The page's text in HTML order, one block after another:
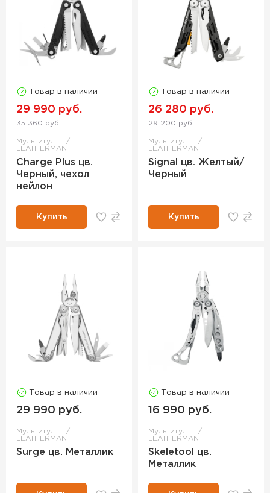
Товар в наличии
29 990 руб.
35 360 руб.
Мультитул
LEATHERMAN
Charge Plus цв.
Черный, чехол
нейлон
Купить
Товар в наличии
26 280 руб.
29 200 руб.
Мультитул
LEATHERMAN
Signal цв. Желтый/
Черный
Купить
Товар в наличии
29 990 руб.
Мультитул
LEATHERMAN
Surge цв. Металлик
Товар в наличии
16 990 руб.
Мультитул
LEATHERMAN
Skeletool цв.
Металлик